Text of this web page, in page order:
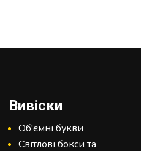
Вивіски
Об'ємні букви
Світлові бокси та